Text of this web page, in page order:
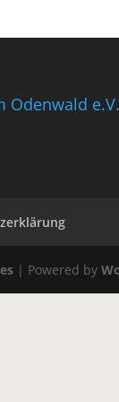
Odenwald e.V.
| Powered by